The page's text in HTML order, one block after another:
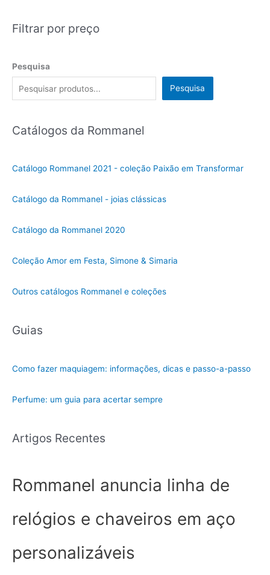
Filtrar por preço
Pesquisa
Pesquisa
Catálogos da Rommanel
Catálogo Rommanel 2021 - coleção Paixão em Transformar
Catálogo da Rommanel - joias clássicas
Catálogo da Rommanel 2020
Coleção Amor em Festa, Simone & Simaria
Outros catálogos Rommanel e coleções
Guias
Como fazer maquiagem: informações, dicas e passo-a-passo
Perfume: um guia para acertar sempre
Artigos Recentes
Rommanel anuncia linha de
relógios e chaveiros em aço
personalizáveis